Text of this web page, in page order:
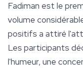
Fadiman est le
volume
positifs a attiré
Les participants
l'humeur, une